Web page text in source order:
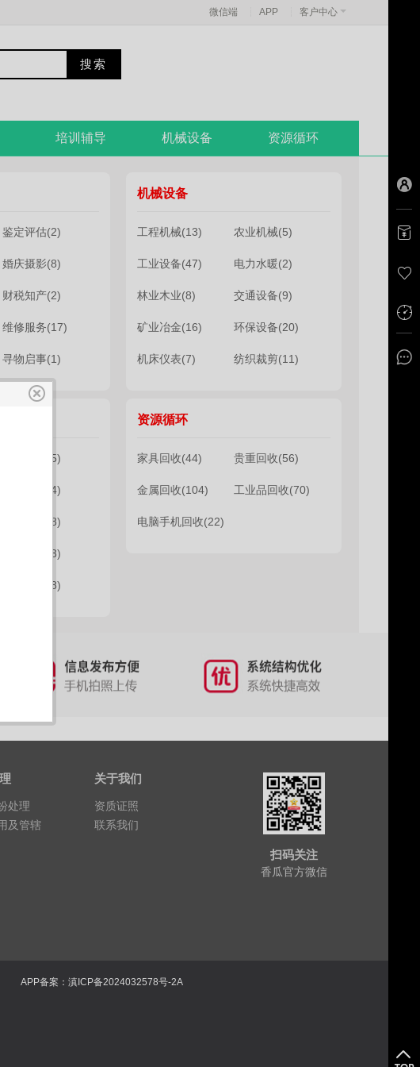
微信端 APP 客户中心
培训辅导 机械设备 资源循环
鉴定评估(2)
婚庆摄影(8)
财税知产(2)
维修服务(17)
寻物启事(1)
公考辅导(5)
会计辅导(4)
托福雅思(8)
心理咨询(3)
运动健身(8)
机械设备
工程机械(13) 农业机械(5)
工业设备(47) 电力水暖(2)
林业木业(8) 交通设备(9)
矿业冶金(16) 环保设备(20)
机床仪表(7) 纺织裁剪(11)
资源循环
家具回收(44) 贵重回收(56)
金属回收(104) 工业品回收(70)
电脑手机回收(22)
处理
及管辖
关于我们
资质证照
联系我们
扫码关注
香瓜官方微信
APP备案：滇ICP备2024032578号-2A